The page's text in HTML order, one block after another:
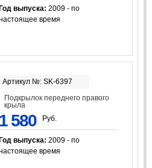
Год выпуска: 2009 - по
время
Артикул №: SK-6397
Подкрылок переднего правого
крыла
1 580 Руб.
выпуска: 2009 - по
время